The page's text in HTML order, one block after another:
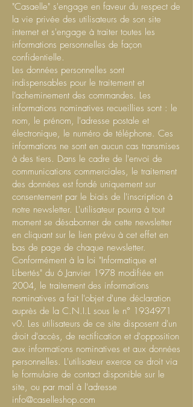
"Casaelle" s'engage en faveur du respect de
la vie privée des utilisateurs de son site
internet et s'engage à traiter toutes les
informations personnelles de façon
confidentielle.
Les données personnelles sont
indispensables pour le traitement et
l'acheminement des commandes. Les
informations nominatives recueillies sont : le
nom, le prénom, l'adresse postale et
électronique, le numéro de téléphone. Ces
informations ne sont en aucun cas transmises
à des tiers. Dans le cadre de l'envoi de
communications commerciales, le traitement
des données est fondé uniquement sur
consentement par le biais de l'inscription à
notre newsletter. L'utilisateur pourra à tout
moment se désabonner de cette newsletter
en cliquant sur le lien prévu à cet effet en
bas de page de chaque newsletter.
Conformément à la loi "Informatique et
Libertés" du 6 Janvier 1978 modifiée en
2004, le traitement des informations
nominatives a fait l'objet d'une déclaration
auprès de la C.N.I.L sous le n° 1934971
v0. Les utilisateurs de ce site disposent d'un
droit d'accès, de rectification et d'opposition
aux informations nominatives et aux données
personnelles. L'utilisateur exerce ce droit via
le formulaire de contact disponible sur le
site, ou par mail à l'adresse
info@caselleshop.com